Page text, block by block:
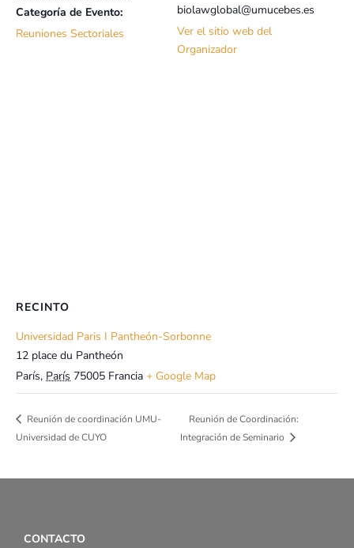
Categoría de Evento:
Reuniones Sectoriales
biolawglobal@umucebes.es
Ver el sitio web del
Organizador
RECINTO
Universidad Paris I Pantheón-Sorbonne
12 place du Pantheón
París, París 75005 Francia + Google Map
Reunión de coordinación UMU-
Universidad de CUYO
Reunión de Coordinación:
Integración de Seminario
CONTACTO